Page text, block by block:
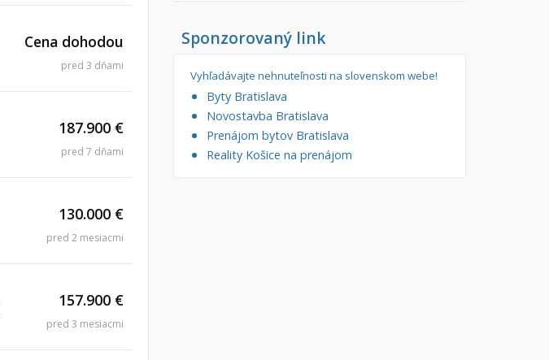
Cena dohodou
pred 3 dňami
187.900 €
pred 7 dňami
130.000 €
pred 2 mesiacmi
157.900 €
pred 3 mesiacmi
Sponzorovaný link
Vyhľadávajte nehnuteľnosti na slovenskom webe!
Byty Bratislava
Novostavba Bratislava
Prenájom bytov Bratislava
Reality Košice na prenájom